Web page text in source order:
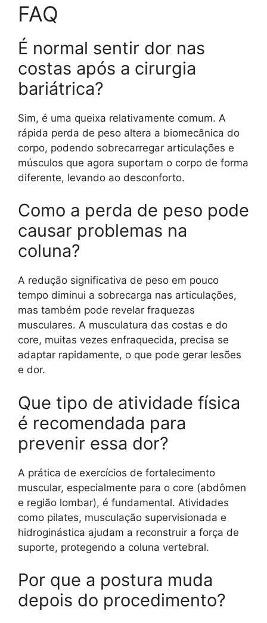
FAQ
É normal sentir dor nas
costas após a cirurgia
bariátrica?
Sim, é uma queixa relativamente comum. A
rápida perda de peso altera a biomecânica do
corpo, podendo sobrecarregar articulações e
músculos que agora suportam o corpo de forma
diferente, levando ao desconforto.
Como a perda de peso pode
causar problemas na
coluna?
A redução significativa de peso em pouco
tempo diminui a sobrecarga nas articulações,
mas também pode revelar fraquezas
musculares. A musculatura das costas e do
core, muitas vezes enfraquecida, precisa se
adaptar rapidamente, o que pode gerar lesões
e dor.
Que tipo de atividade física
é recomendada para
prevenir essa dor?
A prática de exercícios de fortalecimento
muscular, especialmente para o core (abdômen
e região lombar), é fundamental. Atividades
como pilates, musculação supervisionada e
hidroginástica ajudam a reconstruir a força de
suporte, protegendo a coluna vertebral.
Por que a postura muda
depois do procedimento?